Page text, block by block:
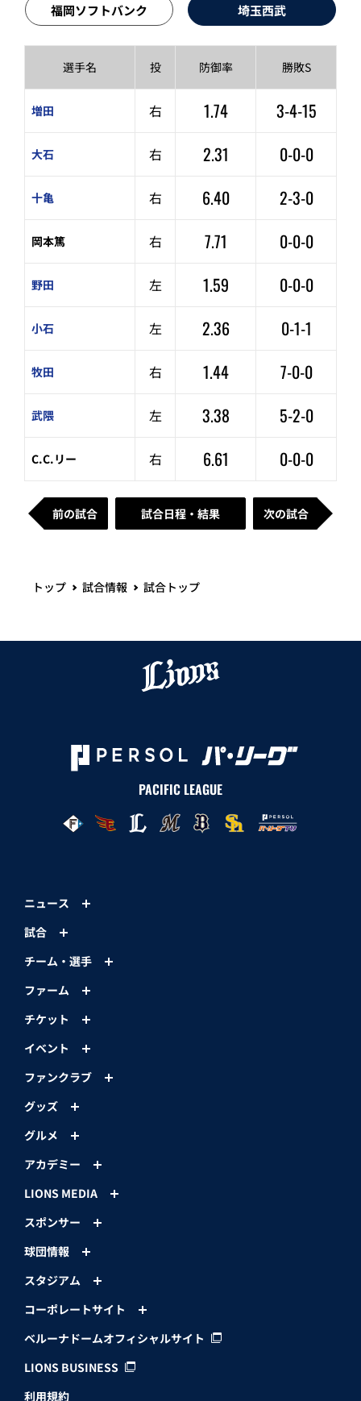
福岡ソフトバンク 埼玉西武
選手名 投 防御率 勝敗S
増田 右 1.74 3-4-15
大石 右 2.31 0-0-0
十亀 右 6.40 2-3-0
岡本篤 右 7.71 0-0-0
野田 左 1.59 0-0-0
小石 左 2.36 0-1-1
牧田 右 1.44 7-0-0
武隈 左 3.38 5-2-0
C.C.リー 右 6.61 0-0-0
前の試合 試合日程・結果 次の試合
トップ 試合情報 試合トップ
PACIFIC LEAGUE
ニュース
試合
チーム・選手
ファーム
チケット
イベント
ファンクラブ
グッズ
グルメ
アカデミー
LIONS MEDIA
スポンサー
球団情報
スタジアム
コーポレートサイト
ベルーナドームオフィシャルサイト
LIONS BUSINESS
利用規約